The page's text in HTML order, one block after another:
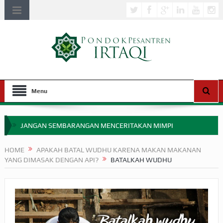
Menu
JANGAN SEMBARANGAN MENCERITAKAN MIMPI
MIMPI YANG DIABAIKAN MENJELANG PERANG BADAR
SEBELUM TIBA SAAT WAJIB?
HAKIKAT NIKMAT DI DUNIA!
HOME
APAKAH BATAL WUDHU KARENA MAKAN MAKANAN
YANG DIMASAK DENGAN API?
BATALKAH WUDHU